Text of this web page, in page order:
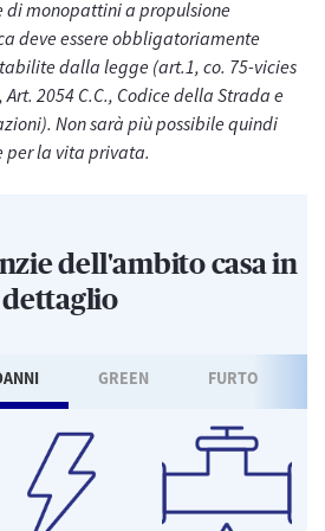
di monopattini a propulsione
deve essere obbligatoriamente
dalla legge (art.1, co. 75-vicies
2054 C.C., Codice della Strada e
Non sarà più possibile quindi
per la vita privata.
dell'ambito casa in
dettaglio
GREEN FURTO